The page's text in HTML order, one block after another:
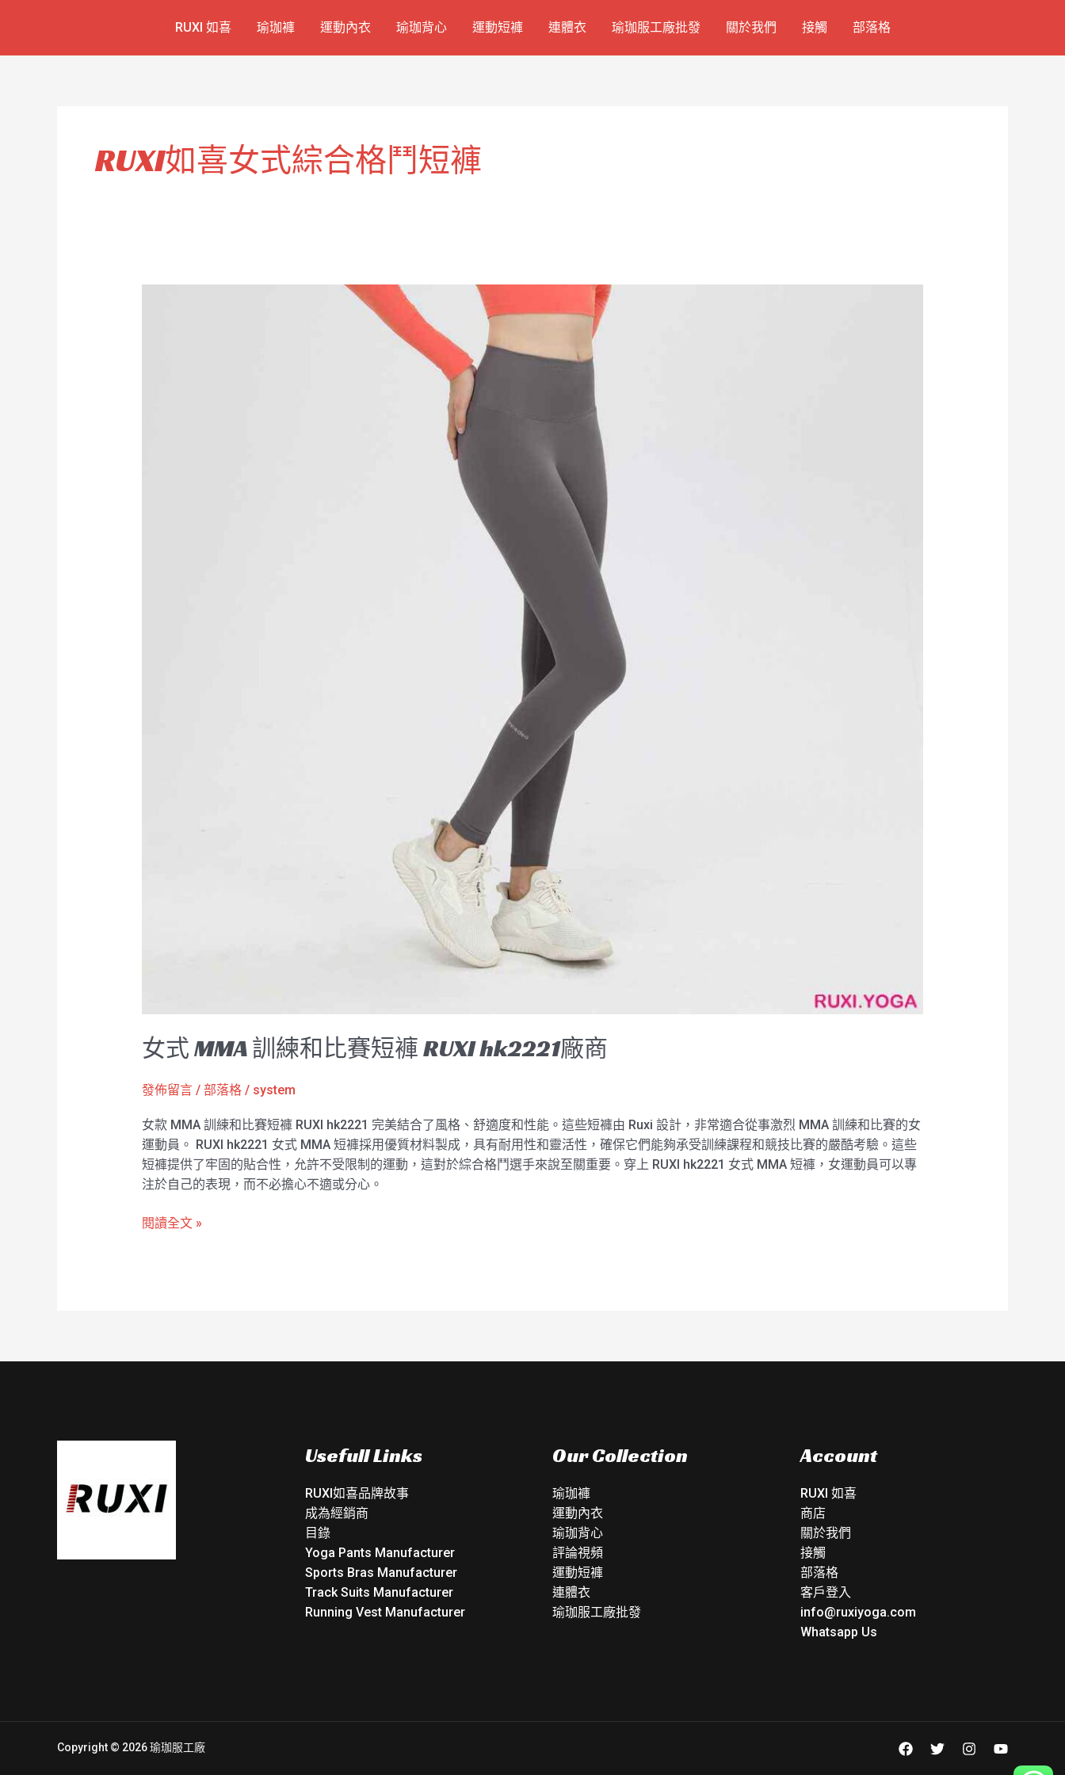
RUXI 如喜 瑜珈褲 運動內衣 瑜珈背心 運動短褲 連體衣 瑜珈服工廠批發 關於我們 接觸 部落格
RUXI如喜女式綜合格鬥短褲
女式 MMA 訓練和比賽短褲 RUXI hk2221廠商
發佈留言 / 部落格/ system
女款 MMA 訓練和比賽短褲 RUXI hk2221 完美結合了風格、舒適度和性能。這些短褲由 Ruxi 設計，非常適合從事激烈 MMA 訓練和比賽的女
運動員。 RUXI hk2221 女式 MMA 短褲採用優質材料製成，具有耐用性和靈活性，確保它們能夠承受訓練課程和競技比賽的嚴酷考驗。這些
短褲提供了牢固的貼合性，允許不受限制的運動，這對於綜合格鬥選手來說至關重要。穿上 RUXI hk2221 女式 MMA 短褲，女運動員可以專
注於自己的表現，而不必擔心不適或分心。
閱讀全文 »
Usefull Links
RUXI如喜品牌故事
成為經銷商
目錄
Yoga Pants Manufacturer
Sports Bras Manufacturer
Track Suits Manufacturer
Running Vest Manufacturer
Our Collection
瑜珈褲
運動內衣
瑜珈背心
評論視頻
運動短褲
連體衣
瑜珈服工廠批發
Account
RUXI 如喜
商店
關於我們
接觸
部落格
客戶登入
info@ruxiyoga.com
Whatsapp Us
Copyright © 2026 瑜珈服工廠